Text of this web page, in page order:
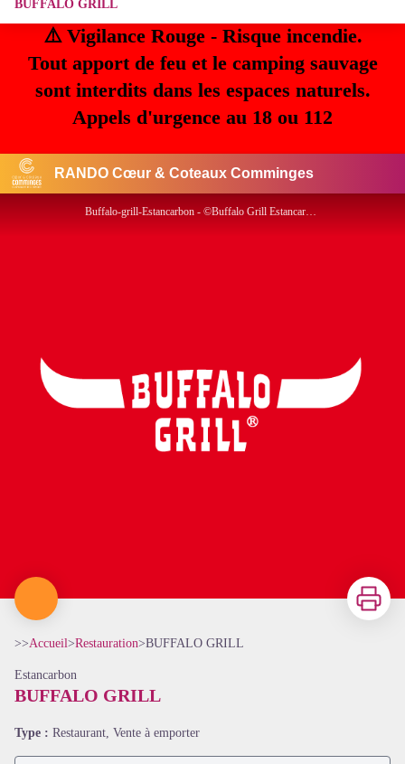
⚠️ Vigilance Rouge - Risque incendie.
Tout apport de feu et le camping sauvage
sont interdits dans les espaces naturels.
Appels d'urgence au 18 ou 112
RANDO Cœur & Coteaux Comminges
BUFFALO GRILL
Buffalo-grill-Estancarbon - ©Buffalo Grill Estancarbon
Imprimer
>>Accueil>Restauration>BUFFALO GRILL
Estancarbon
BUFFALO GRILL
Type : Restaurant, Vente à emporter